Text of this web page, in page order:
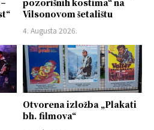
pozorišnih kostima“ na
Vilsonovom šetalištu
4. Augusta 2026.
Otvorena izložba „Plakati
bh. filmova“